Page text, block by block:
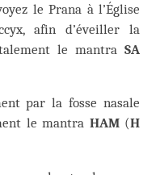
le Prana à l’Église
afin d’éveiller la
le mantra SA
par la fosse nasale
le mantra HAM(H